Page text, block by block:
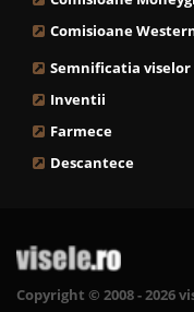
Comisioane
Semnificatia viselor
Inventii
Farmece
Descantece
Copyright © 2008 - 2026